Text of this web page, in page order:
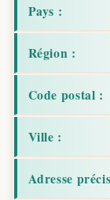
Pays :
Région :
Code postal :
Ville :
Adresse